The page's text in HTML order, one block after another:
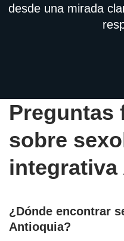
desde una mirada
Preguntas
sobre
¿Dónde encontrar
Antioquia?